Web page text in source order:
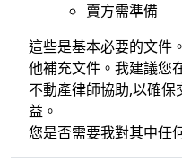
賣方需準備
這些是基本必要的文件
他補充文件。我建議您
不動產律師協助,以確
益。
您是否需要我對其中任